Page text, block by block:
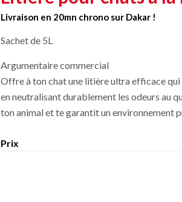
Livraison en 20mn chrono sur Dakar !
Sachet de 5L
Argumentaire commercial
Offre à ton chat une litière ultra efficace
en neutralisant durablement les odeurs au
ton animal et te garantit un environnement
Prix